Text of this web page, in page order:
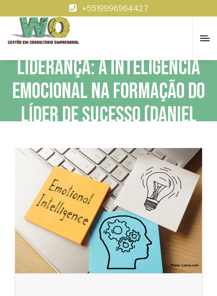
+5519996964427
Liderança: A inteligência
emocional na formação do
líder de sucesso (Daniel